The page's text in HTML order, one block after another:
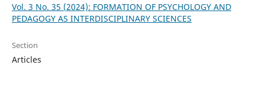
Vol. 3 No. 35 (2024): FORMATION OF PSYCHOLOGY AND
PEDAGOGY AS INTERDISCIPLINARY SCIENCES
Section
Articles